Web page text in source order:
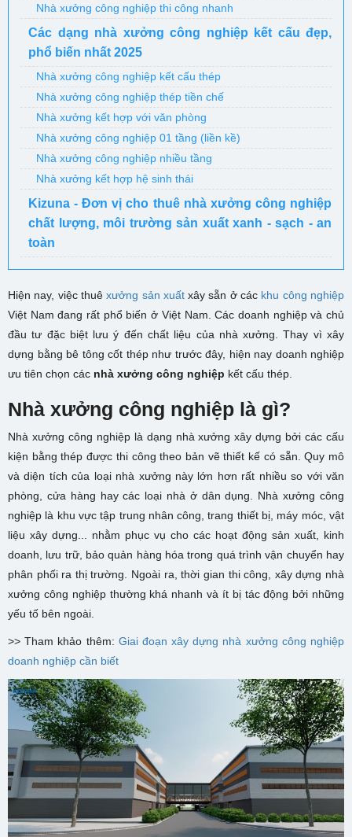
Nhà xưởng công nghiệp thi công nhanh
Các dạng nhà xưởng công nghiệp kết cấu đẹp,
phổ biến nhất 2025
Nhà xưởng công nghiệp kết cấu thép
Nhà xưởng công nghiệp thép tiền chế
Nhà xưởng kết hợp với văn phòng
Nhà xưởng công nghiệp 01 tầng (liền kề)
Nhà xưởng công nghiệp nhiều tầng
Nhà xưởng kết hợp hệ sinh thái
Kizuna - Đơn vị cho thuê nhà xưởng công nghiệp
chất lượng, môi trường sản xuất xanh - sạch - an
toàn
Hiện nay, việc thuêxưởng sản xuấtxây sẵn ở các khu công nghiệp
Việt Nam đang rất phổ biến ở Việt Nam. Các doanh nghiệp và chủ
đầu tư đặc biệt lưu ý đến chất liệu của nhà xưởng. Thay vì xây
dựng bằng bê tông cốt thép như trước đây, hiện nay doanh nghiệp
ưu tiên chọn các nhà xưởng công nghiệp kết cấu thép
Nhà xưởng công nghiệp là gì?
Nhà xưởng công nghiệp là dạng nhà xưởng xây dựng bởi các cấu
kiện bằng thép được thi công theo bản vẽ thiết kế có sẵn. Quy mô
và diện tích của loại nhà xưởng này lớn hơn rất nhiều so với văn
phòng, cửa hàng hay các loại nhà ở dân dụng. Nhà xưởng công
nghiệp là khu vực tập trung nhân công, trang thiết bị, máy móc, vật
liệu xây dựng... nhằm phục vụ cho các hoạt động sản xuất, kinh
doanh, lưu trữ, bảo quản hàng hóa trong quá trình vận chuyển hay
phân phối ra thị trường. Ngoài ra, thời gian thi công, xây dựng nhà
xưởng công nghiệp thường khá nhanh và ít bị tác động bởi những
yếu tố bên ngoài.
>> Tham khảo thêm: Giai đoạn xây dựng nhà xưởng công nghiệp
doanh nghiệp cần biết